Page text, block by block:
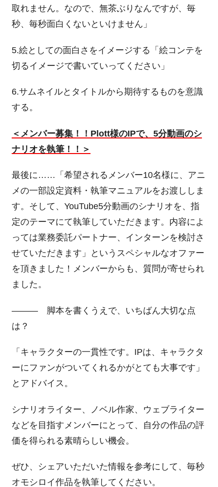
取れません。なので、無茶ぶりなんですが、毎
秒、毎秒面白くないといけません」
5.絵としての面白さをイメージする「絵コンテを
切るイメージで書いていってください」
6.サムネイルとタイトルから期待するものを意識
する。
＜メンバー募集！！ Plott様のIPで、 5分動画のシ
ナリオを執筆！！＞
最後に……「希望されるメンバー10名様に、アニ
メの一部設定資料・執筆マニュアルをお渡ししま
す。そして、 YouTube5分動画のシナリオを、指
定のテーマにて執筆していただきます。内容によ
っては業務委託パートナー、インターンを検討さ
せていただきます」というスペシャルなオファー
を頂きました！メンバーからも、質問が寄せられ
ました。
――― 脚本を書くうえで、いちばん大切な点
は？
「キャラクターの一貫性です。 IPは、キャラクタ
ーにファンがついてくれるかがとても大事です」
とアドバイス。
シナリオライター、ノベル作家、ウェブライター
などを目指すメンバーにとって、自分の作品の評
価を得られる素晴らしい機会。
ぜひ、シェアいただいた情報を参考にして、毎秒
オモシロイ作品を執筆してください。